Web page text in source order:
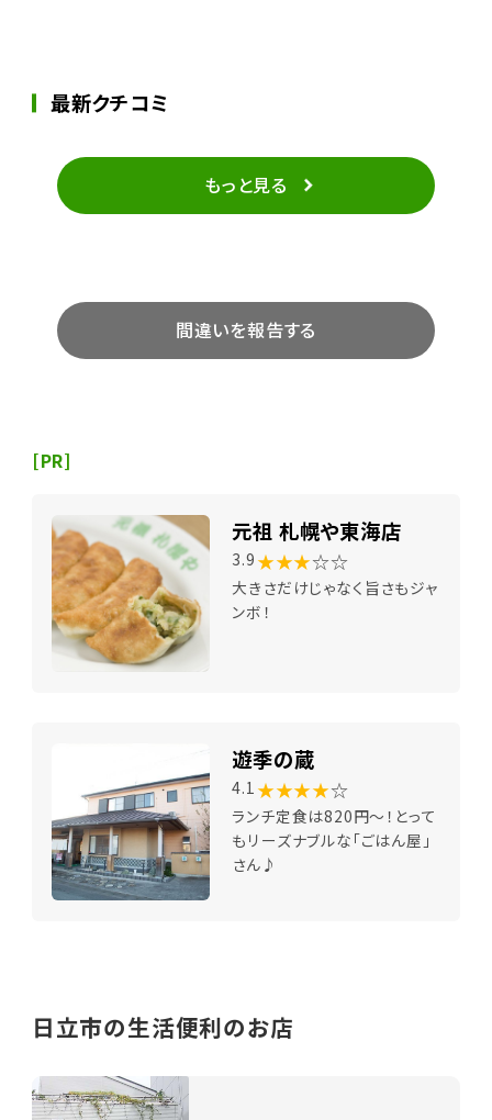
最新クチコミ
もっと見る
間違いを報告する
[PR]
元祖 札幌や東海店
3.9 ★★★☆☆
大きさだけじゃなく旨さもジャ
ンボ！
遊季の蔵
4.1 ★★★★☆
ランチ定食は820円～！とって
もリーズナブルな「ごはん屋」
さん♪
日立市の生活便利のお店